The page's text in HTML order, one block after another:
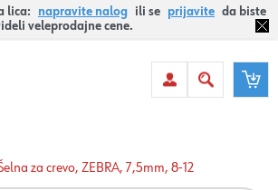
lica: napravite nalog ili se prijavite da biste
veleprodajne cene.
za crevo, ZEBRA, 7,5mm, 8-12